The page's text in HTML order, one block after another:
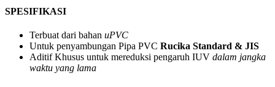
SPESIFIKASI
Terbuat dari bahan uPVC
Untuk penyambungan Pipa PVC Rucika Standard & JIS
Aditif Khusus untuk mereduksi pengaruh IUV dalam jangka
waktu yang lama